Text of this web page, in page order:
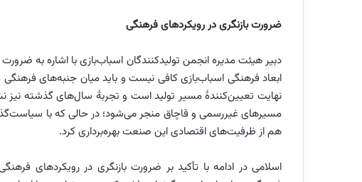
ضرورت بازنگری در رویکردهای فرهنگی
دبیر هیئت مدیره انجمن تولیدکنندگان اسباب‌بازی با اشاره به
ابعاد فرهنگی اسباب‌بازی کافی نیست و باید میان جنبه‌های فرهنگی
نهایت تعیین‌کنندۀ مسیر تولید است و تجربۀ سال‌های گذشته
مسیرهای غیررسمی و قاچاق منجر می‌شود؛ در حالی که با
هم از ظرفیت‌های اقتصادی این صنعت بهره‌برداری کرد.
اسلامی در ادامه با تأکید بر ضرورت بازنگری در رویکردهای